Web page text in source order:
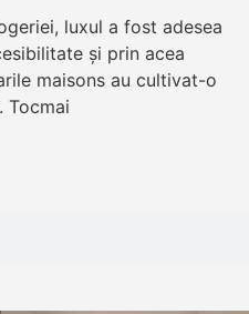
luxul a fost adesea
și prin acea
maisons au cultivat-o
Tocmai